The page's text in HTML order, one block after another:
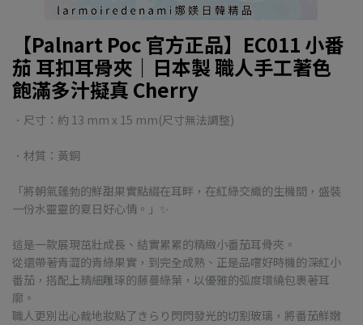
【Palnart Poc 官方正品】EC011 小番
茄 耳扣耳骨夾｜日本製 職人手工著色
飽滿多汁擬真 Cherry
．尺寸：約 13 mm x 15 mm(尺寸無法調整)
．材質：黃銅
「將朝氣蓬勃的鮮甜果實點綴在耳畔，在紅綠交織的生機間，盛裝
一份水靈靈的夏日好心情。」✨
這是一款展現茁壯成長、結實累累的精緻小番茄耳骨夾。
從還帶著青澀的青綠果實，到完全成熟、正是品嚐好時機的深紅小
番茄，搭配上精細雕琢的藤蔓綠葉，以優雅的弧度環繞包裹著耳
廓。
職人更別出心裁地妝點了きらり閃閃發光的切割玻璃，將番茄鮮嫩